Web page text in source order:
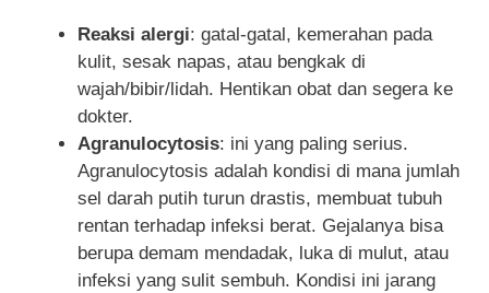
Reaksi alergi: gatal-gatal, kemerahan pada
kulit, sesak napas, atau bengkak di
wajah/bibir/lidah. Hentikan obat dan segera ke
dokter.
Agranulocytosis: ini yang paling serius.
Agranulocytosis adalah kondisi di mana jumlah
sel darah putih turun drastis, membuat tubuh
rentan terhadap infeksi berat. Gejalanya bisa
berupa demam mendadak, luka di mulut, atau
infeksi yang sulit sembuh. Kondisi ini jarang